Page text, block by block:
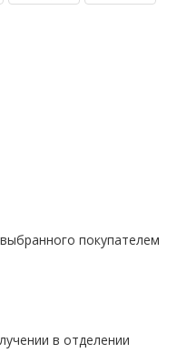
выбранного покупателем
в отделении